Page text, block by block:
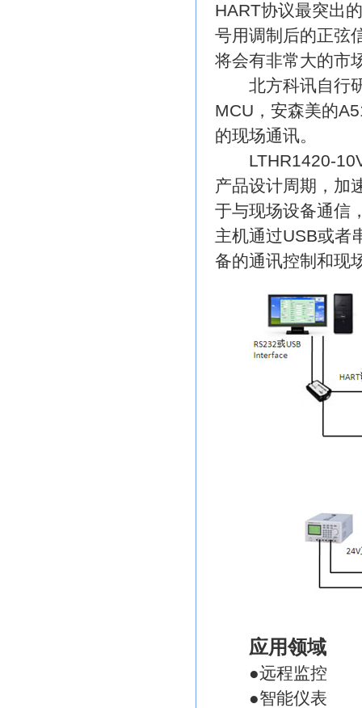
HART协议最突出
号用调制后的正弦
将会有非常大的市
北方科讯自行研
MCU，安森美的
的现场通讯。
LTHR1420-10V-
产品设计周期，加
于与现场设备通信
主机通过USB或者
备的通讯控制和现
应用领域
●远程监控
●智能仪表